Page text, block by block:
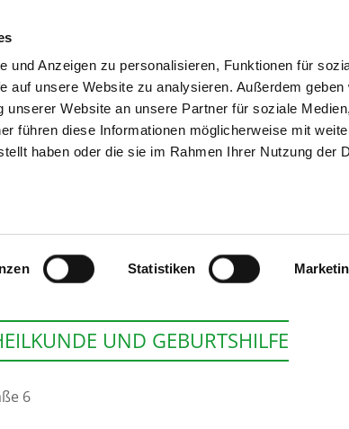
und Anzeigen zu personalisieren, Funktionen für
auf unsere Website zu analysieren. Außerdem geben
unserer Website an unsere Partner für soziale
führen diese Informationen möglicherweise mit
haben oder die sie im Rahmen Ihrer Nutzung der
Statistiken
SUCHEN TIPPS & HILFE
UND GEBURTSHILFE
6